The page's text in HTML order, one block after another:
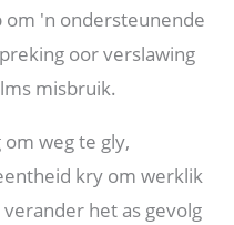
om 'n ondersteunende
oor verslawing
misbruik.
weg te gly,
kry om werklik
het as gevolg